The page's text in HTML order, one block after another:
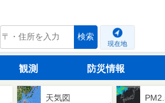
tenki.jp 検索
現在地
観測 防災情報
天気図